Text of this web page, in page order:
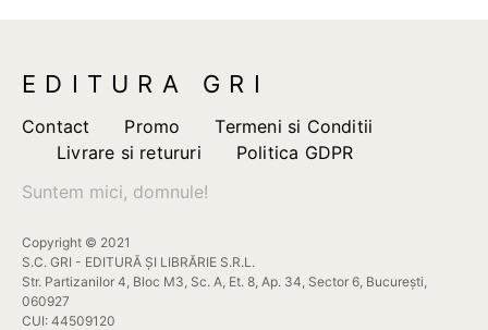
EDITURA GRI
Contact Promo
Termeni si Conditii
Livrare si retururi
Politica GDPR
Suntem mici, domnule!
Copyright © 2021
S.C. GRI - EDITURĂ ȘI LIBRĂRIE S.R.L.
Str. Partizanilor 4, Bloc M3, Sc. A, Et. 8, Ap. 34, Sector 6, București,
060927
CUI: 44509120